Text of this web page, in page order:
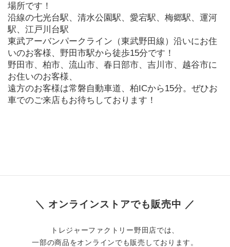
場所です！
沿線の七光台駅、清水公園駅、愛宕駅、梅郷駅、運河
駅、江戸川台駅
東武アーバンパークライン（東武野田線）沿いにお住
いのお客様、野田市駅から徒歩15分です！
野田市、柏市、流山市、春日部市、吉川市、越谷市に
お住いのお客様、
遠方のお客様は常磐自動車道、柏ICから15分。ぜひお
車でのご来店もお待ちしております！
＼ オンラインストアでも販売中 ／
トレジャーファクトリー野田店では、
一部の商品をオンラインでも販売しております。